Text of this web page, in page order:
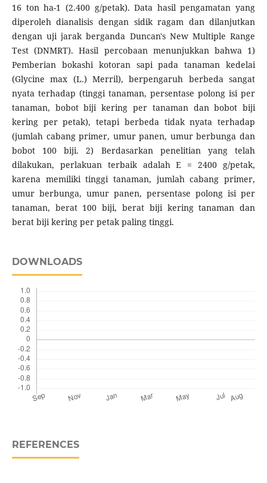
16 ton ha-1 (2.400 g/petak). Data hasil pengamatan yang
diperoleh dianalisis dengan sidik ragam dan dilanjutkan
dengan uji jarak berganda Duncan's New Multiple Range
Test (DNMRT). Hasil percobaan menunjukkan bahwa 1)
Pemberian bokashi kotoran sapi pada tanaman kedelai
(Glycine max (L.) Merril), berpengaruh berbeda sangat
nyata terhadap (tinggi tanaman, persentase polong isi per
tanaman, bobot biji kering per tanaman dan bobot biji
kering per petak), tetapi berbeda tidak nyata terhadap
(jumlah cabang primer, umur panen, umur berbunga dan
bobot 100 biji. 2) Berdasarkan penelitian yang telah
dilakukan, perlakuan terbaik adalah E = 2400 g/petak,
karena memiliki tinggi tanaman, jumlah cabang primer,
umur berbunga, umur panen, persentase polong isi per
tanaman, berat 100 biji, berat biji kering tanaman dan
berat biji kering per petak paling tinggi.
DOWNLOADS
REFERENCES